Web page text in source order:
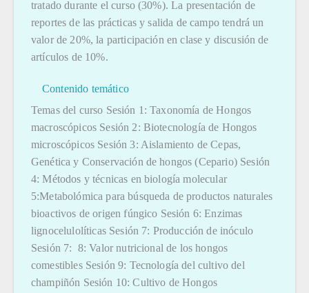
tratado durante el curso (30%). La presentación de
reportes de las prácticas y salida de campo tendrá un
valor de 20%, la participación en clase y discusión de
artículos de 10%.
Contenido temático
Temas del curso Sesión 1: Taxonomía de Hongos
macroscópicos Sesión 2: Biotecnología de Hongos
microscópicos Sesión 3: Aislamiento de Cepas,
Genética y Conservación de hongos (Cepario) Sesión
4: Métodos y técnicas en biología molecular
5:Metabolómica para búsqueda de productos naturales
bioactivos de origen fúngico Sesión 6: Enzimas
lignocelulolíticas Sesión 7: Producción de inóculo
Sesión 7: 8: Valor nutricional de los hongos
comestibles Sesión 9: Tecnología del cultivo del
champiñón Sesión 10: Cultivo de Hongos